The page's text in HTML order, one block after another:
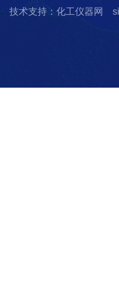
技术支持：化工仪器网